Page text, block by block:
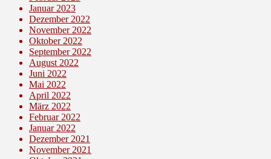
Januar 2023
Dezember 2022
November 2022
Oktober 2022
September 2022
August 2022
Juni 2022
Mai 2022
April 2022
März 2022
Februar 2022
Januar 2022
Dezember 2021
November 2021